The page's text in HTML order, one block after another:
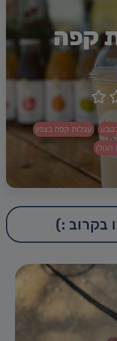
קפה

עגלות קפה בצפון
בקרוב :)